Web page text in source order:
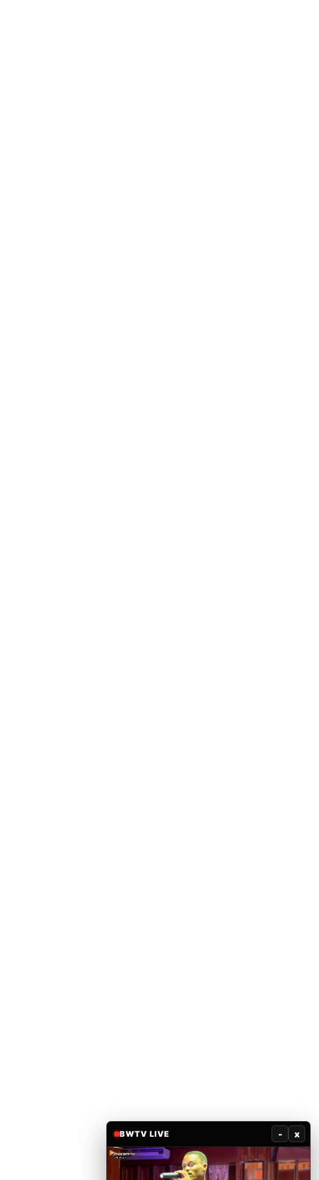
BWTV LIVE - x